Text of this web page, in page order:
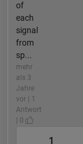
of
each
signal
from
sp...
mehr
als 3
Jahre
vor | 1
Antwort
| 0
1